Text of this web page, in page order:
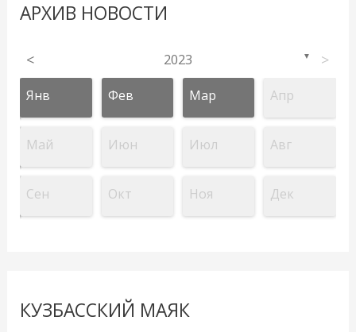
АРХИВ НОВОСТИ
< 2023 ▼ >
Янв Фев Мар Апр
Май Июн Июл Авг
Сен Окт Ноя Дек
КУЗБАССКИЙ МАЯК